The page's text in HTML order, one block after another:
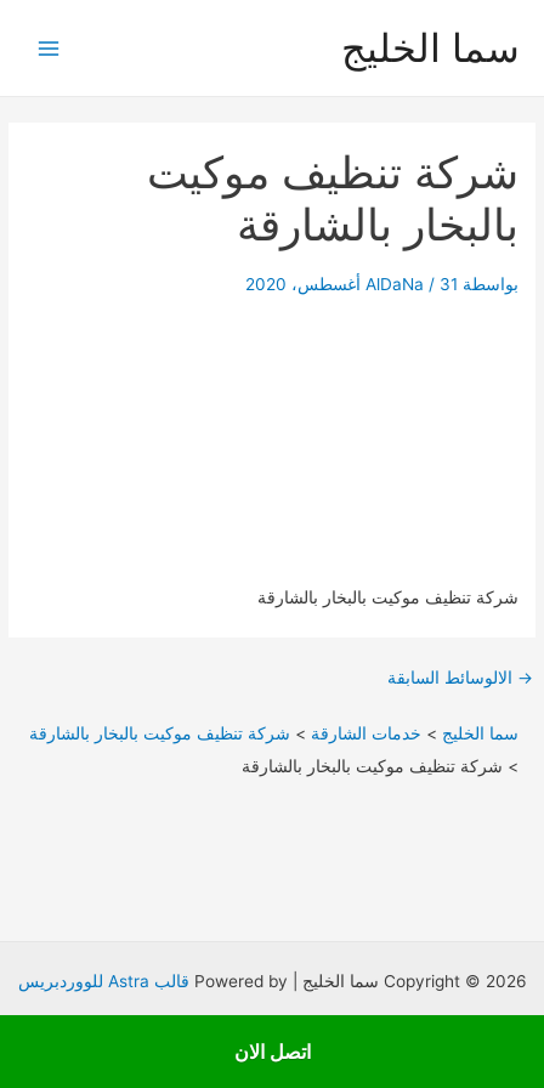
سما الخليج
شركة تنظيف موكيت
بالبخار بالشارقة
بواسطة AlDaNa / 31 أغسطس، 2020
شركة تنظيف موكيت بالبخار بالشارقة
Post
→ الالوسائط السابقة
سما الخليج > خدمات الشارقة > شركة تنظيف موكيت بالبخار بالشارقة
> شركة تنظيف موكيت بالبخار بالشارقة
Copyright © 2026 سما الخليج | Powered by قالب Astra للووردبريس
اتصل الان